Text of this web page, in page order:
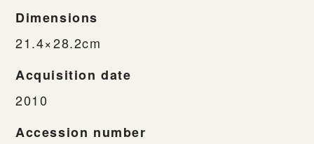
Dimensions
21.4×28.2cm
Acquisition date
2010
Accession number